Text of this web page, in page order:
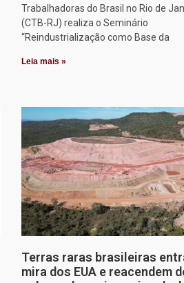
Trabalhadoras do Brasil no Rio de
(CTB-RJ) realiza o Seminário
“Reindustrialização como Base da
Leia mais »
Terras raras brasileiras
mira dos EUA e reacendem